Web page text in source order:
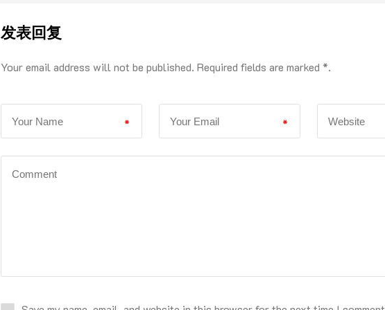
发表回复
Your email address will not be published. Required fields are marked *.
* *